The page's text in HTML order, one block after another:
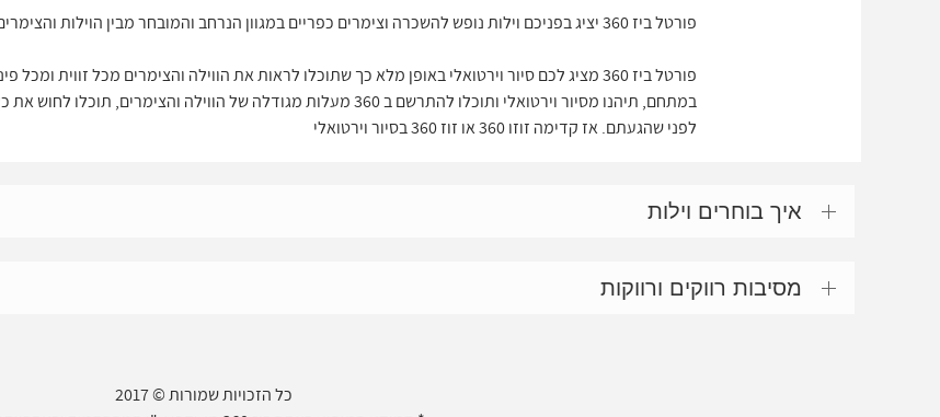
בוילת נופש תוכלו למצוא מספר חדרי שינה מרווחים עם מסכי טלוויזיה ומיטות מפנקות, סלון מרווח וגדול עם
כיד הדמיון והיצירתיות.
פורטל ביז 360 יציג בפניכם וילות נופש להשכרה וצימרים כפריים במגוון הנרחב והמובחר מבין הוילות והצימרים הקיימים.